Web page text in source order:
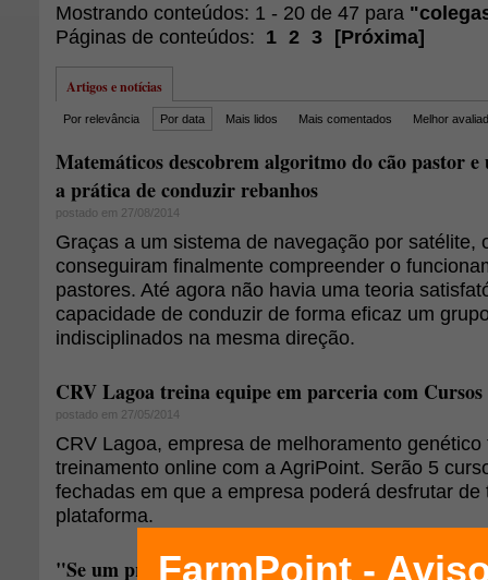
Mostrando conteúdos: 1 - 20 de 47 para
Páginas de conteúdos: 1 2 3 [Próxima]
Artigos e notícias
Por relevância Por data Mais lidos Mais comentados Melhor
Matemáticos descobrem algoritmo do cão pastor
a prática de conduzir rebanhos
postado em 27/08/2014
Graças a um sistema de navegação por satélite,
conseguiram finalmente compreender o
pastores. Até agora não havia uma teoria
capacidade de conduzir de forma eficaz um
indisciplinados na mesma direção.
CRV Lagoa treina equipe em parceria com
postado em 27/05/2014
CRV Lagoa, empresa de melhoramento
treinamento online com a AgriPoint. Serão 5
fechadas em que a empresa poderá desfrutar
plataforma.
"Se um produtor sozinho não puder custear um